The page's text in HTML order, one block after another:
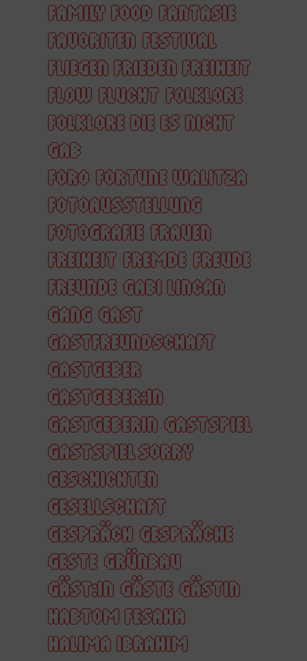
FAMILY FOOD FANTASIE
FAVORITEN FESTIVAL
FLIEGEN FRIEDEN FREIHEIT
FLOW FLUCHT FOLKLORE
FOLKLORE DIE ES NICHT
GAB
FORO FORTUNE WALITZA
FOTOAUSSTELLUNG
FOTOGRAFIE FRAUEN
FREIHEIT FREMDE FREUDE
FREUNDE GABI LINCAN
GANG GAST
GASTFREUNDSCHAFT
GASTGEBER
GASTGEBER:IN
GASTGEBERIN GASTSPIEL
GASTSPIEL SORRY
GESCHICHTEN
GESELLSCHAFT
GESPRÄCH GESPRÄCHE
GESTE GRÜNBAU
GÄST:IN GÄSTE GÄSTIN
HABTOM FESAHA
HALIMA IBRAHIM